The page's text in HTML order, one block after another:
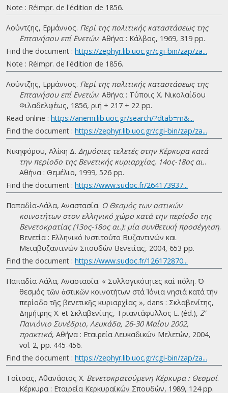
Note : Réimpr. de l'édition de 1856.
Λούντζης, Ερμάννος. Περί της πολιτικής καταστάσεως της
Επτανήσου επί Ενετών. Αθήνα : Κάλβος, 1969, 319 pp.
Find the document : https://zephyr.lib.uoc.gr/cgi-bin/zap/za...
Note : Réimpr. de l'édition de 1856.
Λούντζης, Ερμάννος. Περί της πολιτικής καταστάσεως της
Επτανήσου επί Ενετών. Αθήνα : Τύποις Χ. Νικολαίδου
Φιλαδελφέως, 1856, ριή + 217 + 22 pp.
Read online : https://anemi.lib.uoc.gr/search/?dtab=m&...
Find the document : https://zephyr.lib.uoc.gr/cgi-bin/zap/za...
Νικηφόρου, Αλίκη Δ. Δημόσιες τελετές στην Κέρκυρα κατά
την περίοδο της Βενετικής κυριαρχίας, 14ος-18ος αι..
Αθήνα : Θεμέλιο, 1999, 526 pp.
Find the document : https://www.sudoc.fr/264173937...
Παπαδία-Λάλα, Αναστασία. Ο Θεσμός των αστικών
κοινοτήτων στον ελληνικό χώρο κατά την περίοδο της
Βενετοκρατίας (13ος-18ος αι.): μία συνθετική προσέγγιση.
Βενετία : Ελληνικό Ινστιτούτο Βυζαντινών και
Μεταβυζαντινών Σπουδών Βενετίας, 2004, 653 pp.
Find the document : https://www.sudoc.fr/126172870...
Παπαδία-Λάλα, Αναστασία. « Συλλογικότητες καί πόλη. Ὁ
θεσµός τῶν ἀστικῶν κοινοτήτων στά Ἰόνια νησιά κατά τήν
περίοδο τῆς βενετικῆς κυριαρχίας », dans : Σκλαβενίτης,
Δημήτρης Χ. et Σκλαβενίτης, Τριαντάφυλλος Ε. (éd.), Ζ'
Πανιόνιο Συνέδριο, Λευκάδα, 26-30 Μαΐου 2002,
πρακτικά, Αθήνα : Εταιρεία Λευκαδικών Μελετών, 2004,
vol. 2, pp. 445-456.
Find the document : https://zephyr.lib.uoc.gr/cgi-bin/zap/za...
Τσίτσας, Αθανάσιος Χ. Βενετοκρατούμενη Κέρκυρα : Θεσμοί.
Κέρκυρα : Εταιρεία Κερκυραϊκών Σπουδών, 1989, 124 pp.